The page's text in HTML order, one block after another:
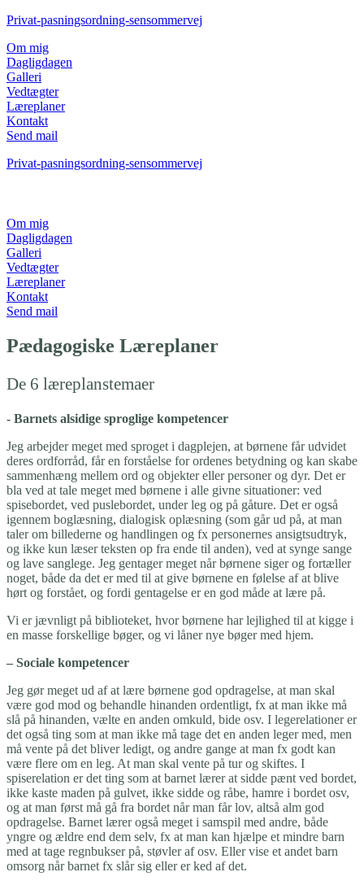
Privat-pasningsordning-sensommervej
Om mig
Dagligdagen
Galleri
Vedtægter
Læreplaner
Kontakt
Send mail
Privat-pasningsordning-sensommervej
Om mig
Dagligdagen
Galleri
Vedtægter
Læreplaner
Kontakt
Send mail
Pædagogiske Læreplaner
De 6 læreplanstemaer
- Barnets alsidige sproglige kompetencer
Jeg arbejder meget med sproget i dagplejen, at børnene får udvidet
deres ordforråd, får en forståelse for ordenes betydning og kan skabe
sammenhæng mellem ord og objekter eller personer og dyr. Det er
bla ved at tale meget med børnene i alle givne situationer: ved
spisebordet, ved puslebordet, under leg og på gåture. Det er også
igennem boglæsning, dialogisk oplæsning (som går ud på, at man
taler om billederne og handlingen og fx personernes ansigtsudtryk,
og ikke kun læser teksten op fra ende til anden), ved at synge sange
og lave sanglege. Jeg gentager meget når børnene siger og fortæller
noget, både da det er med til at give børnene en følelse af at blive
hørt og forstået, og fordi gentagelse er en god måde at lære på.
Vi er jævnligt på biblioteket, hvor børnene har lejlighed til at kigge i
en masse forskellige bøger, og vi låner nye bøger med hjem.
– Sociale kompetencer
Jeg gør meget ud af at lære børnene god opdragelse, at man skal
være god mod og behandle hinanden ordentligt, fx at man ikke må
slå på hinanden, vælte en anden omkuld, bide osv. I legerelationer er
det også ting som at man ikke må tage det en anden leger med, men
må vente på det bliver ledigt, og andre gange at man fx godt kan
være flere om en leg. At man skal vente på tur og skiftes. I
spiserelation er det ting som at barnet lærer at sidde pænt ved bordet,
ikke kaste maden på gulvet, ikke sidde og råbe, hamre i bordet osv,
og at man først må gå fra bordet når man får lov, altså alm god
opdragelse. Barnet lærer også meget i samspil med andre, både
yngre og ældre end dem selv, fx at man kan hjælpe et mindre barn
med at tage regnbukser på, støvler af osv. Eller vise et andet barn
omsorg når barnet fx slår sig eller er ked af det.